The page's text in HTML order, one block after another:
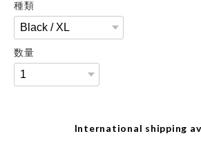
種類
数量
International shipping